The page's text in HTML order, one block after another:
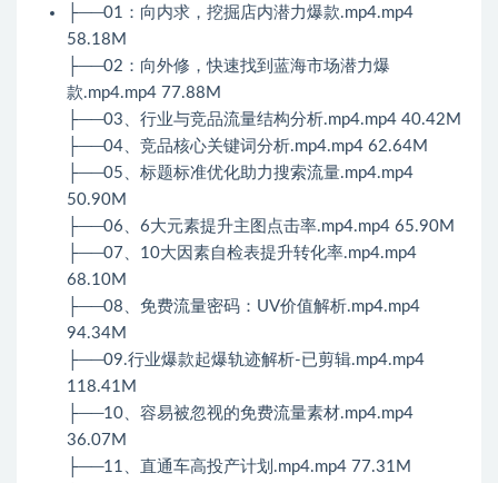
├──01：向内求，挖掘店内潜力爆款.mp4.mp4
58.18M
├──02：向外修，快速找到蓝海市场潜力爆
款.mp4.mp4 77.88M
├──03、行业与竞品流量结构分析.mp4.mp4 40.42M
├──04、竞品核心关键词分析.mp4.mp4 62.64M
├──05、标题标准优化助力搜索流量.mp4.mp4
50.90M
├──06、6大元素提升主图点击率.mp4.mp4 65.90M
├──07、10大因素自检表提升转化率.mp4.mp4
68.10M
├──08、免费流量密码：UV价值解析.mp4.mp4
94.34M
├──09.行业爆款起爆轨迹解析-已剪辑.mp4.mp4
118.41M
├──10、容易被忽视的免费流量素材.mp4.mp4
36.07M
├──11、直通车高投产计划.mp4.mp4 77.31M